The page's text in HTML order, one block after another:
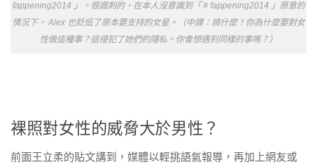
fappening2014 」。很諷刺的，在本人沒意識到「 # fappening2014 」原意的
情況下， Alex 也貶低了原本要支持的女星。（中譯：搞什麼！你為什麼要對女
性做這種事？這侵犯了她們的隱私。你會想遇到同樣的事嗎？）
裸照對女性的威脅大於男性？
前面王立柔的貼文講到，媒體以輕挑語氣報導，再加上網友或